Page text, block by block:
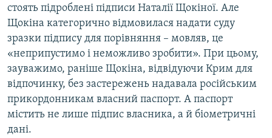
стоять підроблені підписи Наталії Щокіної. Але
Щокіна категорично відмовилася надати суду
зразки підпису для порівняння – мовляв, це
«неприпустимо і неможливо зробити». При цьому,
зауважимо, раніше Щокіна, відвідуючи Крим для
відпочинку, без застережень надавала російським
прикордонникам власний паспорт. А паспорт
містить не лише підпис власника, а й біометричні
дані.